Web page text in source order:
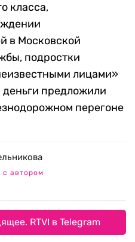
класса,
в Московской
подростки
лицами»
деньги предложили
перегоне
с автором
RTVI в Telegram